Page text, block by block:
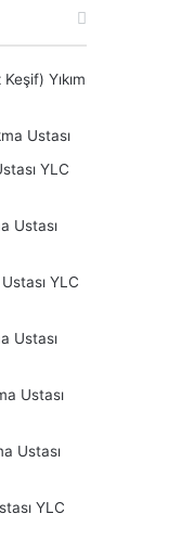
Yıkım
Ustası
YLC
Ustası
YLC
Ustası
Ustası
Ustası
YLC